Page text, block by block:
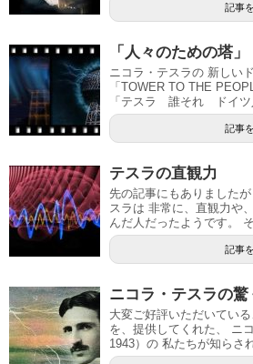
記事
「人々のための塔」
ニコラ・テスラの 新しい
「TOWER TO THE
「テスラ 誰それ ドイツ
記事
テスラの直観力
先の記事にもありました
スラは 非常に、直観力や
んだ人だったようです。
記事
ニコラ・テスラの驚
大変ご好評いただいてい
を、提供してくれた、 ニ
1943）の 私たちが知らさ